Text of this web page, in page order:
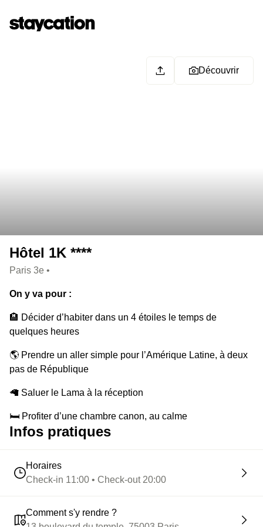
Découvrir
Hôtel 1K ****
Paris 3e •
On y va pour :
🏨 Décider d’habiter dans un 4 étoiles le temps de
quelques heures
🌎 Prendre un aller simple pour l’Amérique Latine, à deux
pas de République
🦙 Saluer le Lama à la réception
🛏️ Profiter d’une chambre canon, au calme
🤩 S’étaler de tout son long sur le lit king size
🏊‍♀️ Rejoindre le toit pour profiter de la piscine en rooftop
🍽️ Redescendre jusqu’au restaurant et oser traverser les
cuisines…
Infos pratiques
Horaires
Check-in 11:00 • Check-out 20:00
Comment s'y rendre ?